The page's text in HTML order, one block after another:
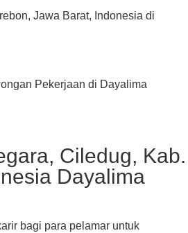
Jawa Barat, Indonesia di
Pekerjaan di Dayalima
Ciledug, Kab.
Dayalima
bagi para pelamar untuk